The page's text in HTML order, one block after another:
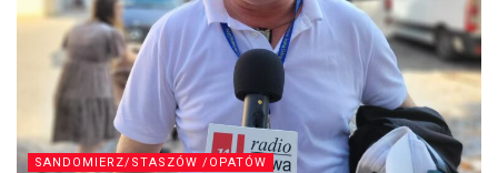
SANDOMIERZ/STASZÓW /OPATÓW